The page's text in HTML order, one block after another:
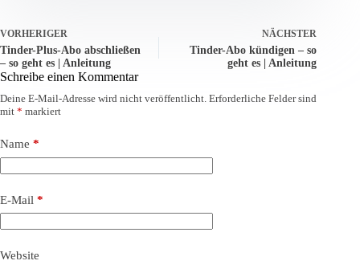
VORHERIGER
Tinder-Plus-Abo abschließen
– so geht es | Anleitung
NÄCHSTER
Tinder-Abo kündigen – so
geht es | Anleitung
Schreibe einen Kommentar
Deine E-Mail-Adresse wird nicht veröffentlicht. Erforderliche Felder sind
mit * markiert
Name *
E-Mail *
Website